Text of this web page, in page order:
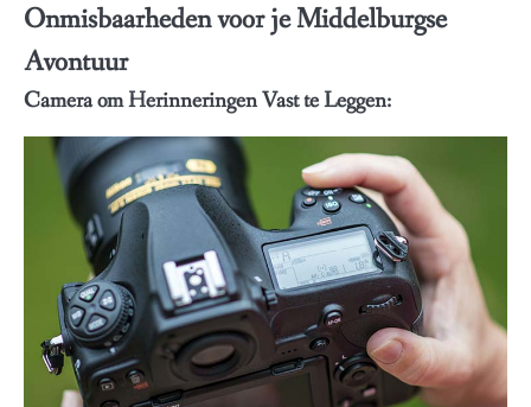
Onmisbaarheden voor je Middelburgse
Avontuur
Camera om Herinneringen Vast te Leggen: